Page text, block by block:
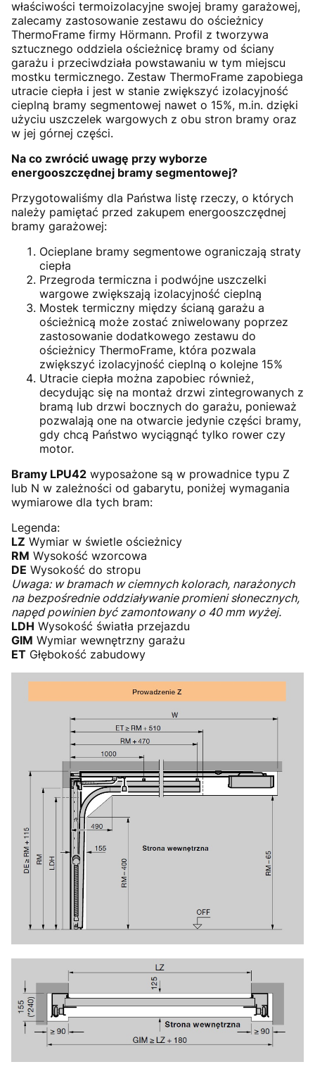
właściwości termoizolacyjne swojej bramy garażowej,
zalecamy zastosowanie zestawu do ościeżnicy
ThermoFrame firmy Hörmann. Profil z tworzywa
sztucznego oddziela ościeżnicę bramy od ściany
garażu i przeciwdziała powstawaniu w tym miejscu
mostku termicznego. Zestaw ThermoFrame zapobiega
utracie ciepła i jest w stanie zwiększyć izolacyjność
cieplną bramy segmentowej nawet o 15%, m.in. dzięki
użyciu uszczelek wargowych z obu stron bramy oraz
w jej górnej części.
Na co zwrócić uwagę przy wyborze
energooszczędnej bramy segmentowej?
Przygotowaliśmy dla Państwa listę rzeczy, o których
należy pamiętać przed zakupem energooszczędnej
bramy garażowej:
Ocieplane bramy segmentowe ograniczają straty
ciepła
Przegroda termiczna i podwójne uszczelki
wargowe zwiększają izolacyjność cieplną
Mostek termiczny między ścianą garażu a
ościeżnicą może zostać zniwelowany poprzez
zastosowanie dodatkowego zestawu do
ościeżnicy ThermoFrame, która pozwala
zwiększyć izolacyjność cieplną o kolejne 15%
Utracie ciepła można zapobiec również,
decydując się na montaż drzwi zintegrowanych z
bramą lub drzwi bocznych do garażu, ponieważ
pozwalają one na otwarcie jedynie części bramy,
gdy chcą Państwo wyciągnąć tylko rower czy
motor.
Bramy LPU42 wyposażone są w prowadnice typu Z
lub N w zależności od gabarytu, poniżej wymagania
wymiarowe dla tych bram:
Legenda:
LZ Wymiar w świetle ościeżnicy
RM Wysokość wzorcowa
DE Wysokość do stropu
Uwaga: w bramach w ciemnych kolorach, narażonych
na bezpośrednie oddziaływanie promieni słonecznych,
napęd powinien być zamontowany o 40 mm wyżej.
LDH Wysokość światła przejazdu
GIM Wymiar wewnętrzny garażu
ET Głębokość zabudowy